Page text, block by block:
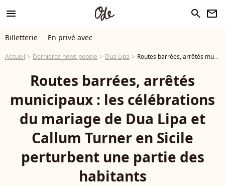
menu search newsletter
Billetterie En privé avec
Accueil Dernières news people Dua Lipa Routes barrées, arrêtés municipaux : les célébrations du mariage de Dua Lipa et Callum Turner en Sicile perturbent une partie des habitants
Routes barrées, arrêtés
municipaux : les célébrations
du mariage de Dua Lipa et
Callum Turner en Sicile
perturbent une partie des
habitants